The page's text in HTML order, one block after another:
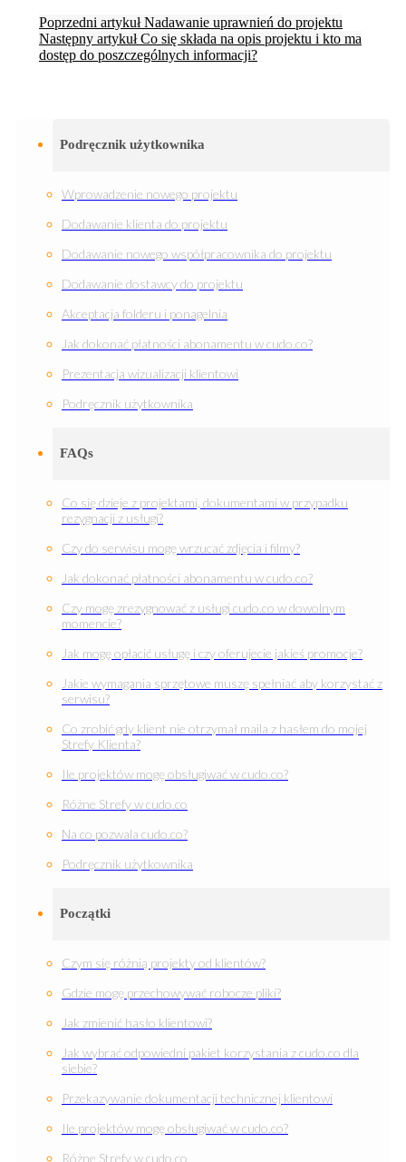
Podręcznik użytkownika
Wprowadzenie nowego projektu
Dodawanie klienta do projektu
Dodawanie nowego współpracownika do projektu
Dodawanie dostawcy do projektu
Akceptacja folderu i ponagelnia
Jak dokonać płatności abonamentu w cudo.co?
Prezentacja wizualizacji klientowi
Podręcznik użytkownika
FAQs
Co się dzieje z projektami, dokumentami w przypadku
rezygnacji z usługi?
Czy do serwisu mogę wrzucać zdjęcia i filmy?
Jak dokonać płatności abonamentu w cudo.co?
Czy mogę zrezygnować z usługi cudo.co w dowolnym
momencie?
Jak mogę opłacić usługę i czy oferujecie jakieś promocje?
Jakie wymagania sprzętowe muszę spełniać aby korzystać z
serwisu?
Co zrobić gdy klient nie otrzymał maila z hasłem do mojej
Strefy Klienta?
Ile projektów mogę obsługiwać w cudo.co?
Różne Strefy w cudo.co
Na co pozwala cudo.co?
Podręcznik użytkownika
Początki
Czym się różnią projekty od klientów?
Gdzie mogę przechowywać robocze pliki?
Jak zmienić hasło klientowi?
Jak wybrać odpowiedni pakiet korzystania z cudo.co dla
siebie?
Przekazywanie dokumentacji technicznej klientowi
Ile projektów mogę obsługiwać w cudo.co?
Różne Strefy w cudo.co
Poprzedni artykułNadawanie uprawnień do projektu
Następny artykułCo się składa na opis projektu i kto ma
dostęp do poszczególnych informacji?